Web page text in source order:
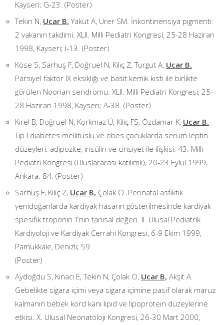
Kayseri; G-23. (Poster)
Tekin N, Ucar B, Yakut A, Ürer SM. İnkontinensiya pigmenti:
2 vakanın takdimi. XLII. Milli Pediatri Kongresi, 25-28 Haziran
1998, Kayseri; I-13. (Poster)
Köse S, Sarhuş F, Doğruel N, Kılıç Z, Turgut A, Ucar B.
Parsiyel faktör IX eksikliği ve basit kemik kisti ile birlikte
görülen Noonan sendromu. XLII. Milli Pediatri Kongresi, 25-
28 Haziran 1998, Kayseri; A-38. (Poster)
Kırel B, Doğruel N, Korkmaz Ü, Kılıç FS, Özdamar K, Ucar B.
Tip I diabetes mellituslu ve obes çocuklarda serum leptin
düzeyleri: adipozite, insülin ve cinsiyet ile ilişkisi. 43. Milli
Pediatri Kongresi (Uluslararası katılımlı), 20-23 Eylül 1999,
Ankara; 84. (Poster)
Sarhuş F, Kılıç Z, Ucar B, Çolak Ö. Perinatal asfiktik
yenidoğanlarda kardiyak hasarın gösterilmesinde kardiyak
spesifik troponin T’nin tanısal değeri. II. Ulusal Pediatrik
Kardiyoloji ve Kardiyak Cerrahi Kongresi, 6-9 Ekim 1999,
Pamukkale, Denizli; S9.
(Poster)
Aydoğdu S, Kınacı E, Tekin N, Çolak Ö, Ucar B, Akşit A.
Gebelikte sigara içimi veya sigara içimine pasif olarak maruz
kalmanın bebek kord kanı lipid ve lipoprotein düzeylerine
etkisi. X. Ulusal Neonatoloji Kongresi, 26-30 Mart 2000,